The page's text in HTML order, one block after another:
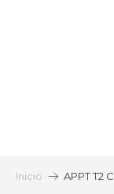
Inicio APPT T2